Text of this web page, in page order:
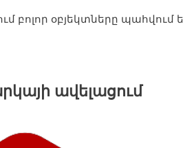
բոլոր օբյեկտները պահվում
ավելացում